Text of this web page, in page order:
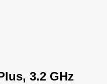
, 3.2 GHz